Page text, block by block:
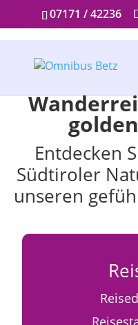
07171 / 42236
Entdecken
Südtiroler
unseren